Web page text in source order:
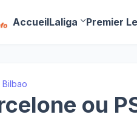
AccueilLaliga Premier
Bilbao
ou